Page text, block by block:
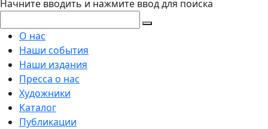
Начните вводить и нажмите ввод для поиска
О нас
Наши события
Наши издания
Пресса о нас
Художники
Каталог
Публикации